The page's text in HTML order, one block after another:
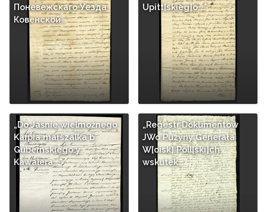
Поневежскаго Уезда
Ковенской…
Upitt[skieg]o..."
„Do Jaśnie wielmożnego
Karpia marszalka b.
Gubernskiego y
Kawalera..."
„Regestr Dokumentow
JWo Puzyny Generała
W[oisk] Poll[ski]ch
wskutek…